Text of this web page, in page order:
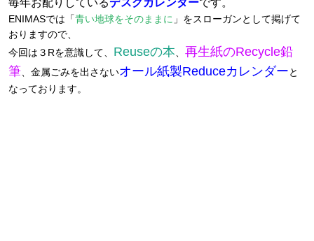
毎年お配りしているデスクカレンダーです。
ENIMASでは「青い地球をそのままに 」をスローガンとして掲げて
おりますので、
今回は３Rを意識して、 Reuseの本、 再生紙のRecycle鉛
筆、金属ごみを出さないオール紙製Reduceカレンダーと
なっております。